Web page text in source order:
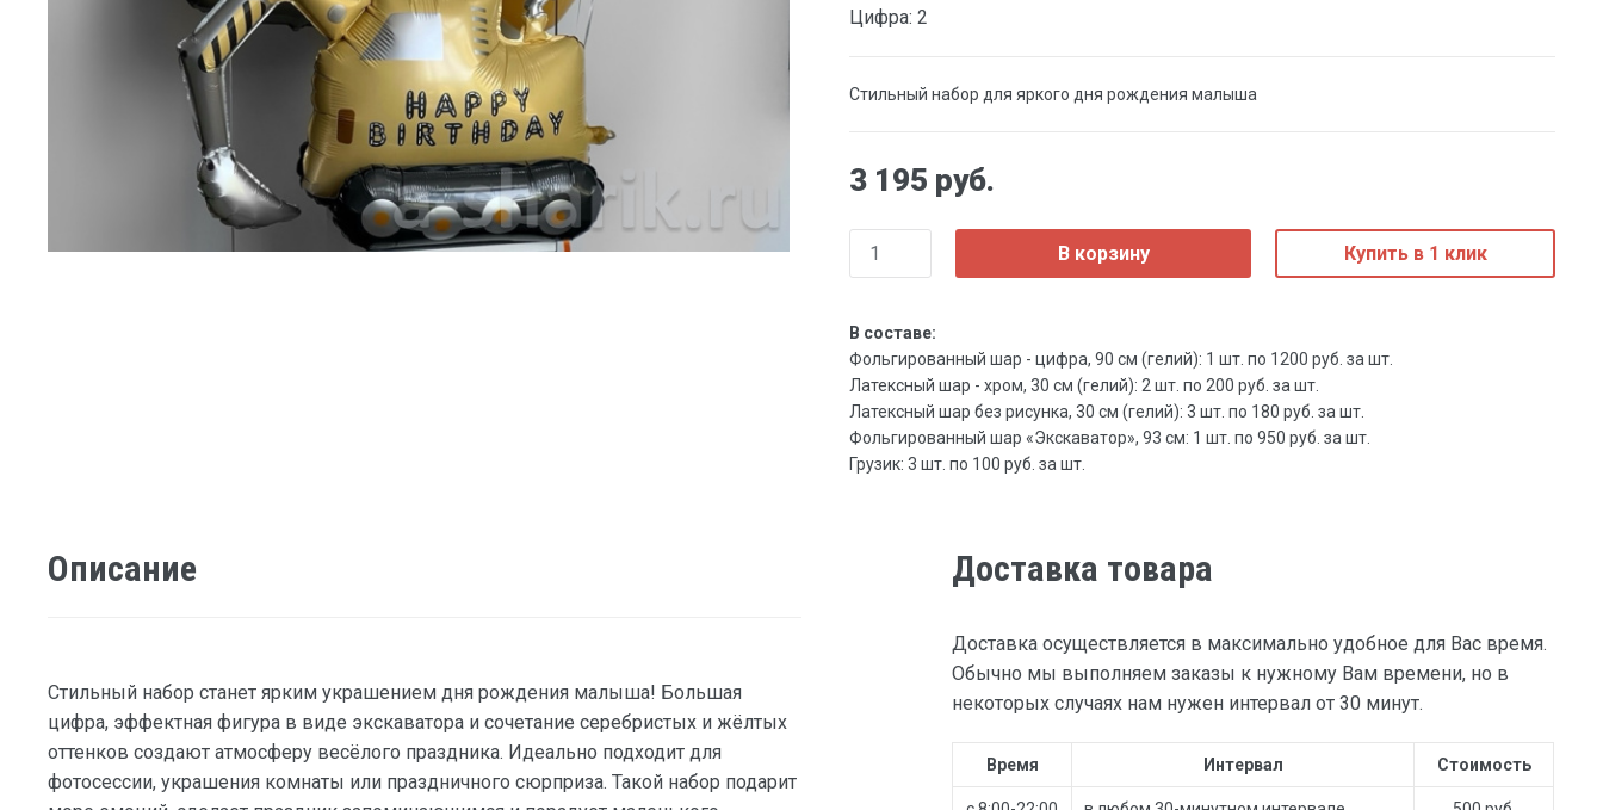
Цифра: 2
Стильный набор для яркого дня рождения малыша
3 195 руб.
В корзину Купить в 1 клик
В составе:
Фольгированный шар - цифра, 90 см (гелий): 1 шт. по 1200 руб. за шт.
Латексный шар - хром, 30 см (гелий): 2 шт. по 200 руб. за шт.
Латексный шар без рисунка, 30 см (гелий): 3 шт. по 180 руб. за шт.
Фольгированный шар «Экскаватор», 93 см: 1 шт. по 950 руб. за шт.
Грузик: 3 шт. по 100 руб. за шт.
Описание
Стильный набор станет ярким украшением дня рождения малыша! Большая
цифра, эффектная фигура в виде экскаватора и сочетание серебристых и жёлтых
оттенков создают атмосферу весёлого праздника. Идеально подходит для
фотосессии, украшения комнаты или праздничного сюрприза. Такой набор подарит
Доставка товара
Доставка осуществляется в максимально удобное для Вас время.
Обычно мы выполняем заказы к нужному Вам времени, но в
некоторых случаях нам нужен интервал от 30 минут.
Время Интервал Стоимость